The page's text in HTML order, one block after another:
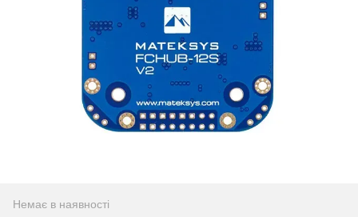
Немає в наявності